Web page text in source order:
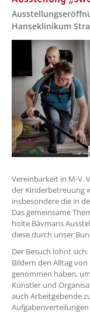
Hanseklinikum
Vereinbarkeit in M-V.
der Kinderbetreuung
insbesondere die in
Das gemeinsame
holte Bävmans
diese durch unser
Der Besuch lohnt
Bildern den Alltag
genommen haben,
Künstler und
auch Arbeitgebende